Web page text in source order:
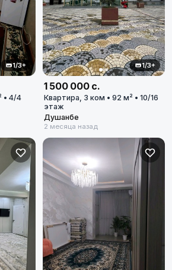
по фильтру
Сбросить фильтры
фильтры
1/3+
• 4/4
1/3+
1 500 000 с.
Квартира, 3 ком • 92 м² • 10/16
этаж
Душанбе
2 месяца назад